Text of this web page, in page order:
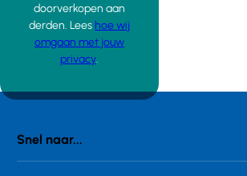
doorverkopen aan
derden. Lees hoe wij
omgaan met jouw
privacy.
Snel naar...